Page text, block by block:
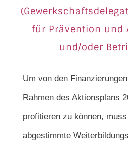
für Prävention und
und/oder
Um von den
Rahmen des Aktionsplans
profitieren zu können,
abgestimmte